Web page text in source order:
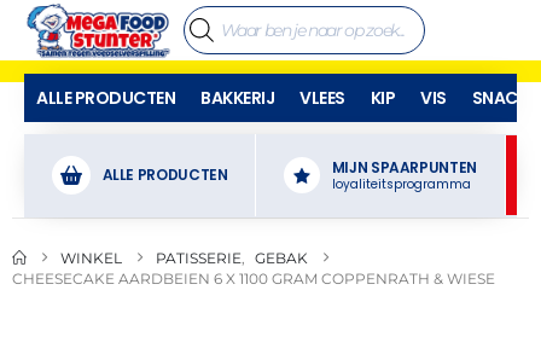
ALLE PRODUCTEN BAKKERIJ VLEES KIP VIS SNACKS
ALLE PRODUCTEN MIJN SPAARPUNTEN
loyaliteitsprogramma
WINKEL PATISSERIE
GEBAK
CHEESECAKE AARDBEIEN 6 X 1100 GRAM COPPENRATH & WIESE